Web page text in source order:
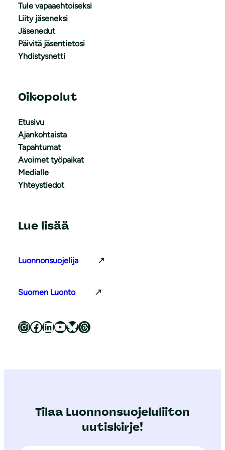
Tule vapaaehtoiseksi
Liity jäseneksi
Jäsenedut
Päivitä jäsentietosi
Yhdistysnetti
Oikopolut
Etusivu
Ajankohtaista
Tapahtumat
Avoimet työpaikat
Medialle
Yhteystiedot
Lue lisää
Luonnonsuojelija
Suomen Luonto
Luonnonsuojeluliitto Instagramissa Luonnonsuojeluliitto Facebookissa Luonnonsuojeluliitto LinkedInissä Luonnonsuojeluliiton YouTube-kanava Luonnonsuojeluliitto Blueskyssa Luonnonsuojeluliitto Threadsissa
Tilaa Luonnonsuojeluliiton
uutiskirje!